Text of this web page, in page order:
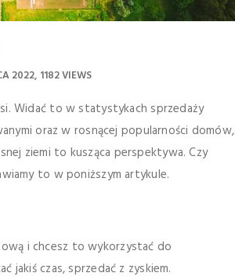
2022 1182 VIEWS
Widać to w statystykach sprzedaży
oraz w rosnącej popularności domów,
ziemi to kusząca perspektywa. Czy
to w poniższym artykule.
i chcesz to wykorzystać do
jakiś czas, sprzedać z zyskiem.